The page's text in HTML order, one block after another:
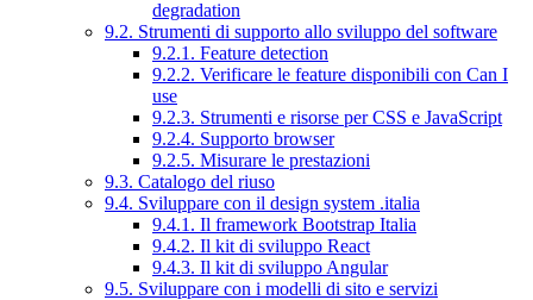
degradation
9.2. Strumenti di supporto allo sviluppo del software
9.2.1. Feature detection
9.2.2. Verificare le feature disponibili con Can I
use
9.2.3. Strumenti e risorse per CSS e JavaScript
9.2.4. Supporto browser
9.2.5. Misurare le prestazioni
9.3. Catalogo del riuso
9.4. Sviluppare con il design system .italia
9.4.1. Il framework Bootstrap Italia
9.4.2. Il kit di sviluppo React
9.4.3. Il kit di sviluppo Angular
9.5. Sviluppare con i modelli di sito e servizi